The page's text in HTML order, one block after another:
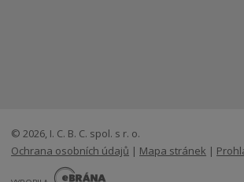
© 2026, I. C. B. C. spol. s r. o.
Ochrana osobních údajů | Mapa stránek |